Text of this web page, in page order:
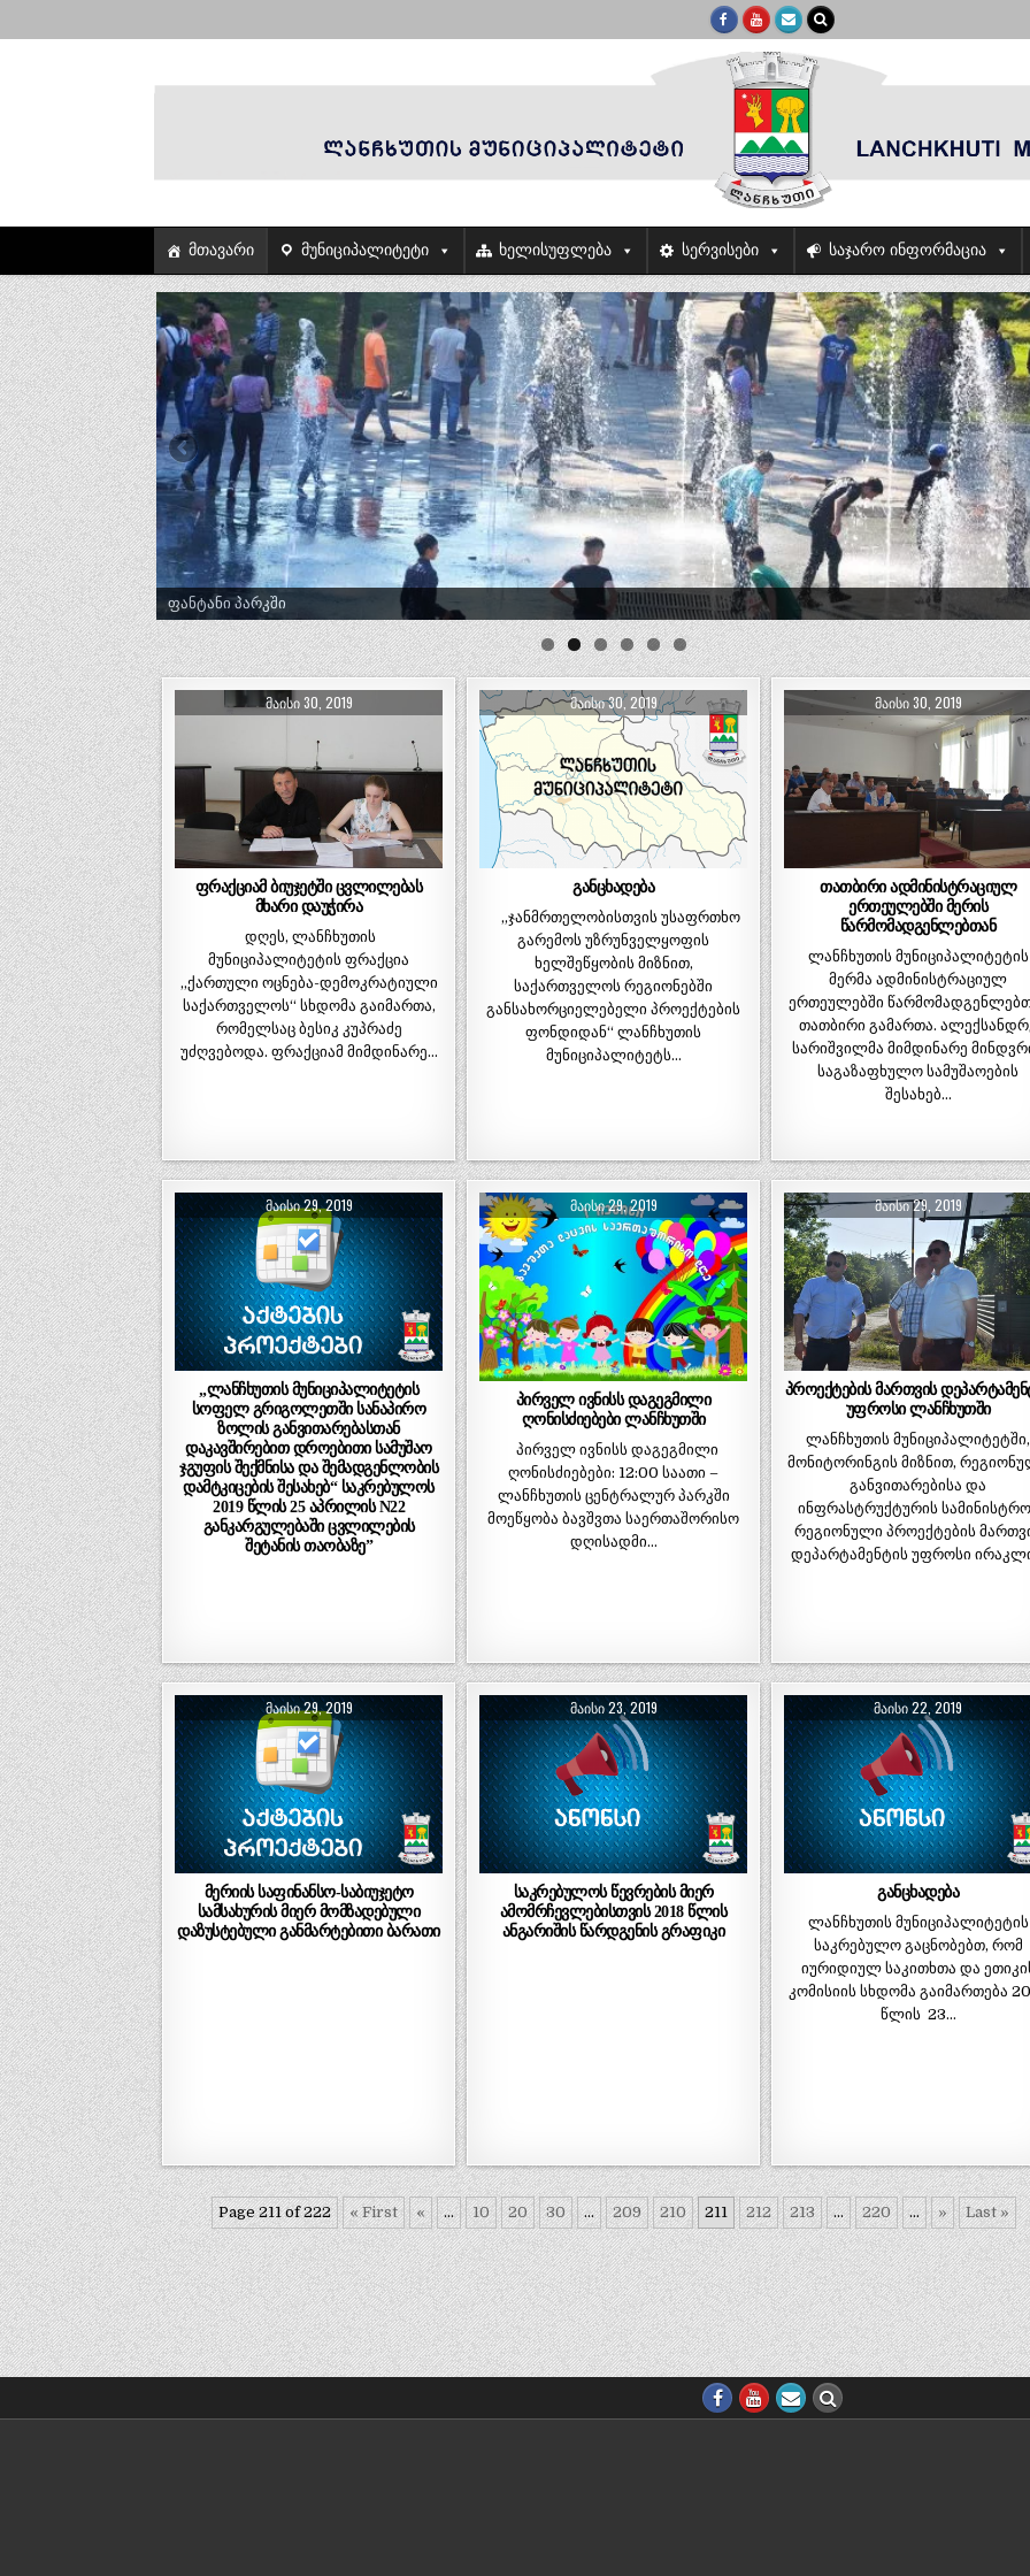
მთავარი მუნიციპალიტეტი ხელისუფლება სერვისები საჯარო ინფორმაცია
ფანტანი პარკში
ᲛᲐᲘᲡᲘ 30, 2019
ფრაქციამ ბიუჯეტში ცვლილებას
მხარი დაუჭირა
დღეს, ლანჩხუთის
მუნიციპალიტეტის ფრაქცია
,,ქართული ოცნება-დემოკრატიული
საქართველოს“ სხდომა გაიმართა,
რომელსაც ბესიკ კუპრაძე
უძღვებოდა. ფრაქციამ მიმდინარე…
ᲛᲐᲘᲡᲘ 30, 2019
განცხადება
„ჯანმრთელობისთვის უსაფრთხო
გარემოს უზრუნველყოფის
ხელშეწყობის მიზნით,
საქართველოს რეგიონებში
განსახორციელებელი პროექტების
ფონდიდან“ ლანჩხუთის
მუნიციპალიტეტს…
ᲛᲐᲘᲡᲘ 30, 2019
თათბირი ადმინისტრაციულ
ერთეულებში მერის
წარმომადგენლებთან
ლანჩხუთის მუნიციპალიტეტის
მერმა ადმინისტრაციულ
ერთეულებში
თათბირი გამართა.
სარიშვილმა მიმდინარე
საგაზაფხულო სამუშაოების
შესახებ…
ᲛᲐᲘᲡᲘ 29, 2019
„ლანჩხუთის მუნიციპალიტეტის
სოფელ გრიგოლეთში სანაპირო
ზოლის განვითარებასთან
დაკავშირებით დროებითი სამუშაო
ჯგუფის შექმნისა და შემადგენლობის
დამტკიცების შესახებ“ საკრებულოს
2019 წლის 25 აპრილის N22
განკარგულებაში ცვლილების
შეტანის თაობაზე”
ᲛᲐᲘᲡᲘ 29, 2019
პირველ ივნისს დაგეგმილი
ღონისძიებები ლანჩხუთში
პირველ ივნისს დაგეგმილი
ღონისძიებები: 12:00 საათი –
ლანჩხუთის ცენტრალურ პარკში
მოეწყობა ბავშვთა საერთაშორისო
დღისადმი…
ᲛᲐᲘᲡᲘ 29, 2019
პროექტების მართვის
უფროსი ლანჩხუთში
ლანჩხუთის მუნიციპალიტეტში,
მონიტორინგის მიზნით,
განვითარებისა და
ინფრასტრუქტურის
რეგიონული პროექტების
დეპარტამენტის უფროსი
ᲛᲐᲘᲡᲘ 29, 2019
მერიის საფინანსო-საბიუჯეტო
სამსახურის მიერ მომზადებული
დაზუსტებული განმარტებითი ბარათი
ᲛᲐᲘᲡᲘ 23, 2019
საკრებულოს წევრების მიერ
ამომრჩევლებისთვის 2018 წლის
ანგარიშის წარდგენის გრაფიკი
ᲛᲐᲘᲡᲘ 22, 2019
განცხადება
ლანჩხუთის მუნიციპალიტეტის
საკრებულო გაცნობებთ, რომ
იურიდიულ საკითხთა და
კომისიის სხდომა გაიმართება
წლის 23…
Page 211 of 222 « First « ... 10 20 30 ... 209 210 211 212 213 ... 220 ... » Last »